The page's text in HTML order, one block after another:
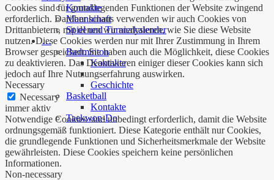
Kontakte
Mannschaft
Spiel und Turnierkalender
…
Badminton
Kontakte
Geschichte
Basketball
Kontakte
Taekwon-Do
Cookies sind für grundlegenden Funktionen der Website zwingend
erforderlich. Darüber hinaus verwenden wir auch Cookies von
Drittanbietern, mit denen wir analysieren, wie Sie diese Website
nutzen. Diese Cookies werden nur mit Ihrer Zustimmung in Ihrem
Browser gespeichert. Sie haben auch die Möglichkeit, diese Cookies
zu deaktivieren. Das Deaktivieren einiger dieser Cookies kann sich
jedoch auf Ihre Nutzungserfahrung auswirken.
Necessary
Necessary
immer aktiv
Notwendige Cookies sind unbedingt erforderlich, damit die Website
ordnungsgemäß funktioniert. Diese Kategorie enthält nur Cookies,
die grundlegende Funktionen und Sicherheitsmerkmale der Website
gewährleisten. Diese Cookies speichern keine persönlichen
Informationen.
Non-necessary